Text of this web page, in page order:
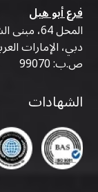
فرع أبو هيل
المحل
دبي، الإمارات
ص.ب: 99070
الشهادات